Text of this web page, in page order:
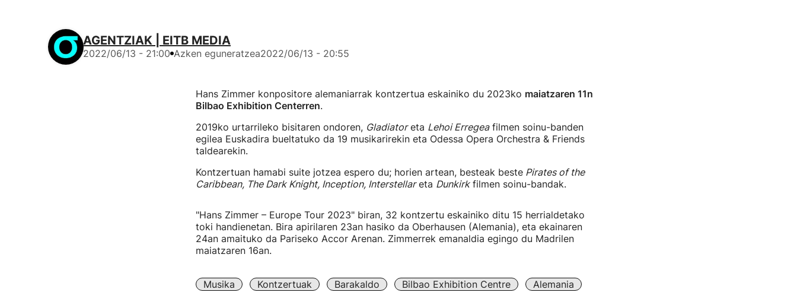
AGENTZIAK | EITB MEDIA
2022/06/13 - 21:00 Azken eguneratzea2022/06/13 - 20:55
Hans Zimmer konpositore alemaniarrak kontzertua eskainiko du 2023ko maiatzaren 11n
Bilbao Exhibition Centerren.
2019ko urtarrileko bisitaren ondoren, Gladiatoreta Lehoi Erregeafilmen soinu-banden
egilea Euskadira bueltatuko da 19 musikarirekin eta Odessa Opera Orchestra & Friends
taldearekin.
Kontzertuan hamabi suite jotzea espero du; horien artean, besteak bestePirates of the
Caribbean, The Dark Knight, Inception, Interstellareta Dunkirkfilmen soinu-bandak.
"Hans Zimmer – Europe Tour 2023" biran, 32 kontzertu eskainiko ditu 15 herrialdetako
toki handienetan. Bira apirilaren 23an hasiko da Oberhausen (Alemania), eta ekainaren
24an amaituko da Pariseko Accor Arenan. Zimmerrek emanaldia egingo du Madrilen
maiatzaren 16an.
Musika Kontzertuak Barakaldo Bilbao Exhibition Centre Alemania